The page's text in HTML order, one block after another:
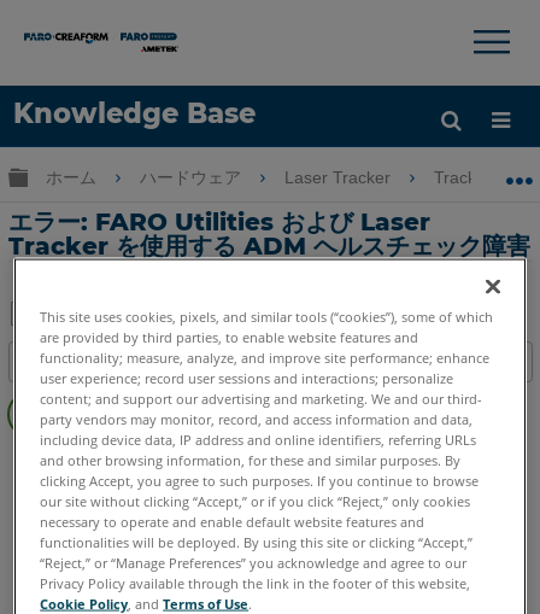
Knowledge Base
言語
×
グローバル階層を展開/折りたたむ
ホーム ハードウェア Laser Tracker Tracker
エラー: FARO Utilities および Laser
Tracker を使用する ADM ヘルスチェック障害
PDF
と
し
て
目次
な
Laser Tracker Vantage ION Si X Xi
イタリア語 コリアン スペイン語 ドイツ語 フランス語
ポルトガル語 中国語 日本語
This site uses cookies, pixels, and similar tools (“cookies”), some of which
are provided by third parties, to enable website features and
functionality; measure, analyze, and improve site performance; enhance
user experience; record user sessions and interactions; personalize
content; and support our advertising and marketing. We and our third-
party vendors may monitor, record, and access information and data,
including device data, IP address and online identifiers, referring URLs
and other browsing information, for these and similar purposes. By
clicking Accept, you agree to such purposes. If you continue to browse
our site without clicking “Accept,” or if you click “Reject,” only cookies
necessary to operate and enable default website features and
functionalities will be deployed. By using this site or clicking “Accept,”
“Reject,” or “Manage Preferences” you acknowledge and agree to our
Privacy Policy available through the link in the footer of this website,
Cookie Policy , andTerms of Use.